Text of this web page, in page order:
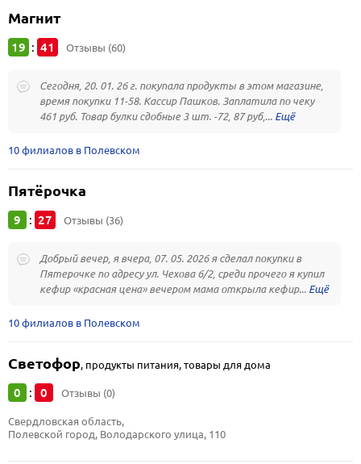
Магнит
19 : 41 Отзывы (60)
Сегодня, 20. 01. 26 г. покупала продукты в этом магазине,
время покупки 11-58. Кассир Пашков. Заплатила по чеку
461 руб. Товар булки сдобные 3 шт. -72, 87 руб,...
10 филиалов в Полевском
Пятёрочка
9 : 27 Отзывы (36)
Добрый вечер, я вчера, 07. 05. 2026 я сделал покупки в
Пятерочке по адресу ул. Чехова 6/2, среди прочего я купил
кефир «красная цена» вечером мама открыла кефир...
10 филиалов в Полевском
Светофор, продукты питания, товары для дома
0 : 0 Отзывы (0)
Свердловская область,
Полевской город, Володарского улица, 110